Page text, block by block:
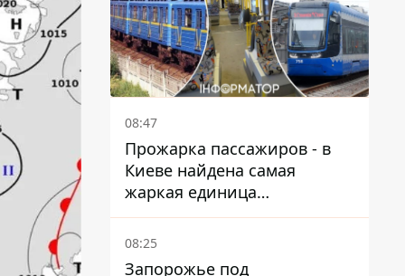
08:47
Прожарка пассажиров - в
Киеве найдена самая
жаркая единица
общественного транспорта
08:25
Запорожье под